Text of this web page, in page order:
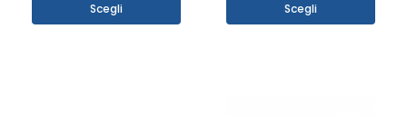
Scegli Scegli